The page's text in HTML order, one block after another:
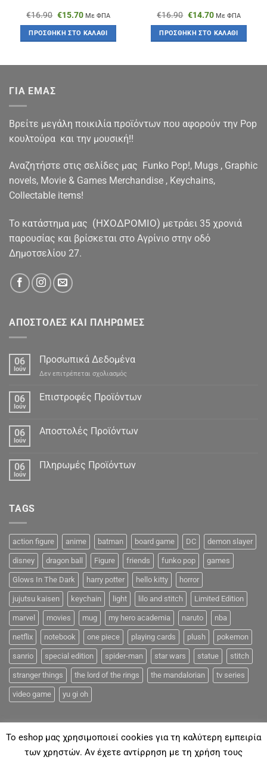
€16.90 Original
was:
€16.90.
€15.70Η
τιμή
είναι:
Με ΦΠΑ
ΠΡΟΣΘΉΚΗ ΣΤΟ ΚΑΛΆΘΙ
€16.90 Original
was:
€16.90.
€14.70Η
τιμή
είναι:
Με ΦΠΑ
ΠΡΟΣΘΉΚΗ ΣΤΟ ΚΑΛΆΘΙ
ΓΙΑ ΕΜΑΣ
Βρείτε μεγάλη ποικιλία προϊόντων που αφορούν την Pop
κουλτούρα και την μουσική!!
Αναζητήστε στις σελίδες μας Funko Pop!, Mugs , Graphic
novels, Movie & Games Merchandise , Keychains,
Collectable items!
To κατάστημα μας (ΗΧΟΔΡΟΜΙΟ) μετράει 35 χρονιά
παρουσίας και βρίσκεται στο Αγρίνιο στην οδό
Δημοτσελίου 27.
ΑΠΟΣΤΟΛΕΣ ΚΑΙ ΠΛΗΡΩΜΕΣ
06
Ιούν
Προσωπικά Δεδομένα
Δεν επιτρέπεται σχολιασμός
Δεδομένα
06
Ιούν
Επιστροφές Προϊόντων
06
Ιούν
Αποστολές Προϊόντων
06
Ιούν
Πληρωμές Προϊόντων
TAGS
action figure anime batman board game DC demon slayer
disney dragon ball Figure friends funko pop games
Glows In The Dark harry potter hello kitty horror
jujutsu kaisen keychain light lilo and stitch Limited Edition
marvel movies mug my hero academia naruto nba
netflix notebook one piece playing cards plush pokemon
sanrio special edition spider-man star wars statue stitch
stranger things the lord of the rings the mandalorian tv series
video game yu gi oh
To eshop μας χρησιμοποιεί cookies για τη καλύτερη εμπειρία
των χρηστών. Αν έχετε αντίρρηση με τη χρήση τους